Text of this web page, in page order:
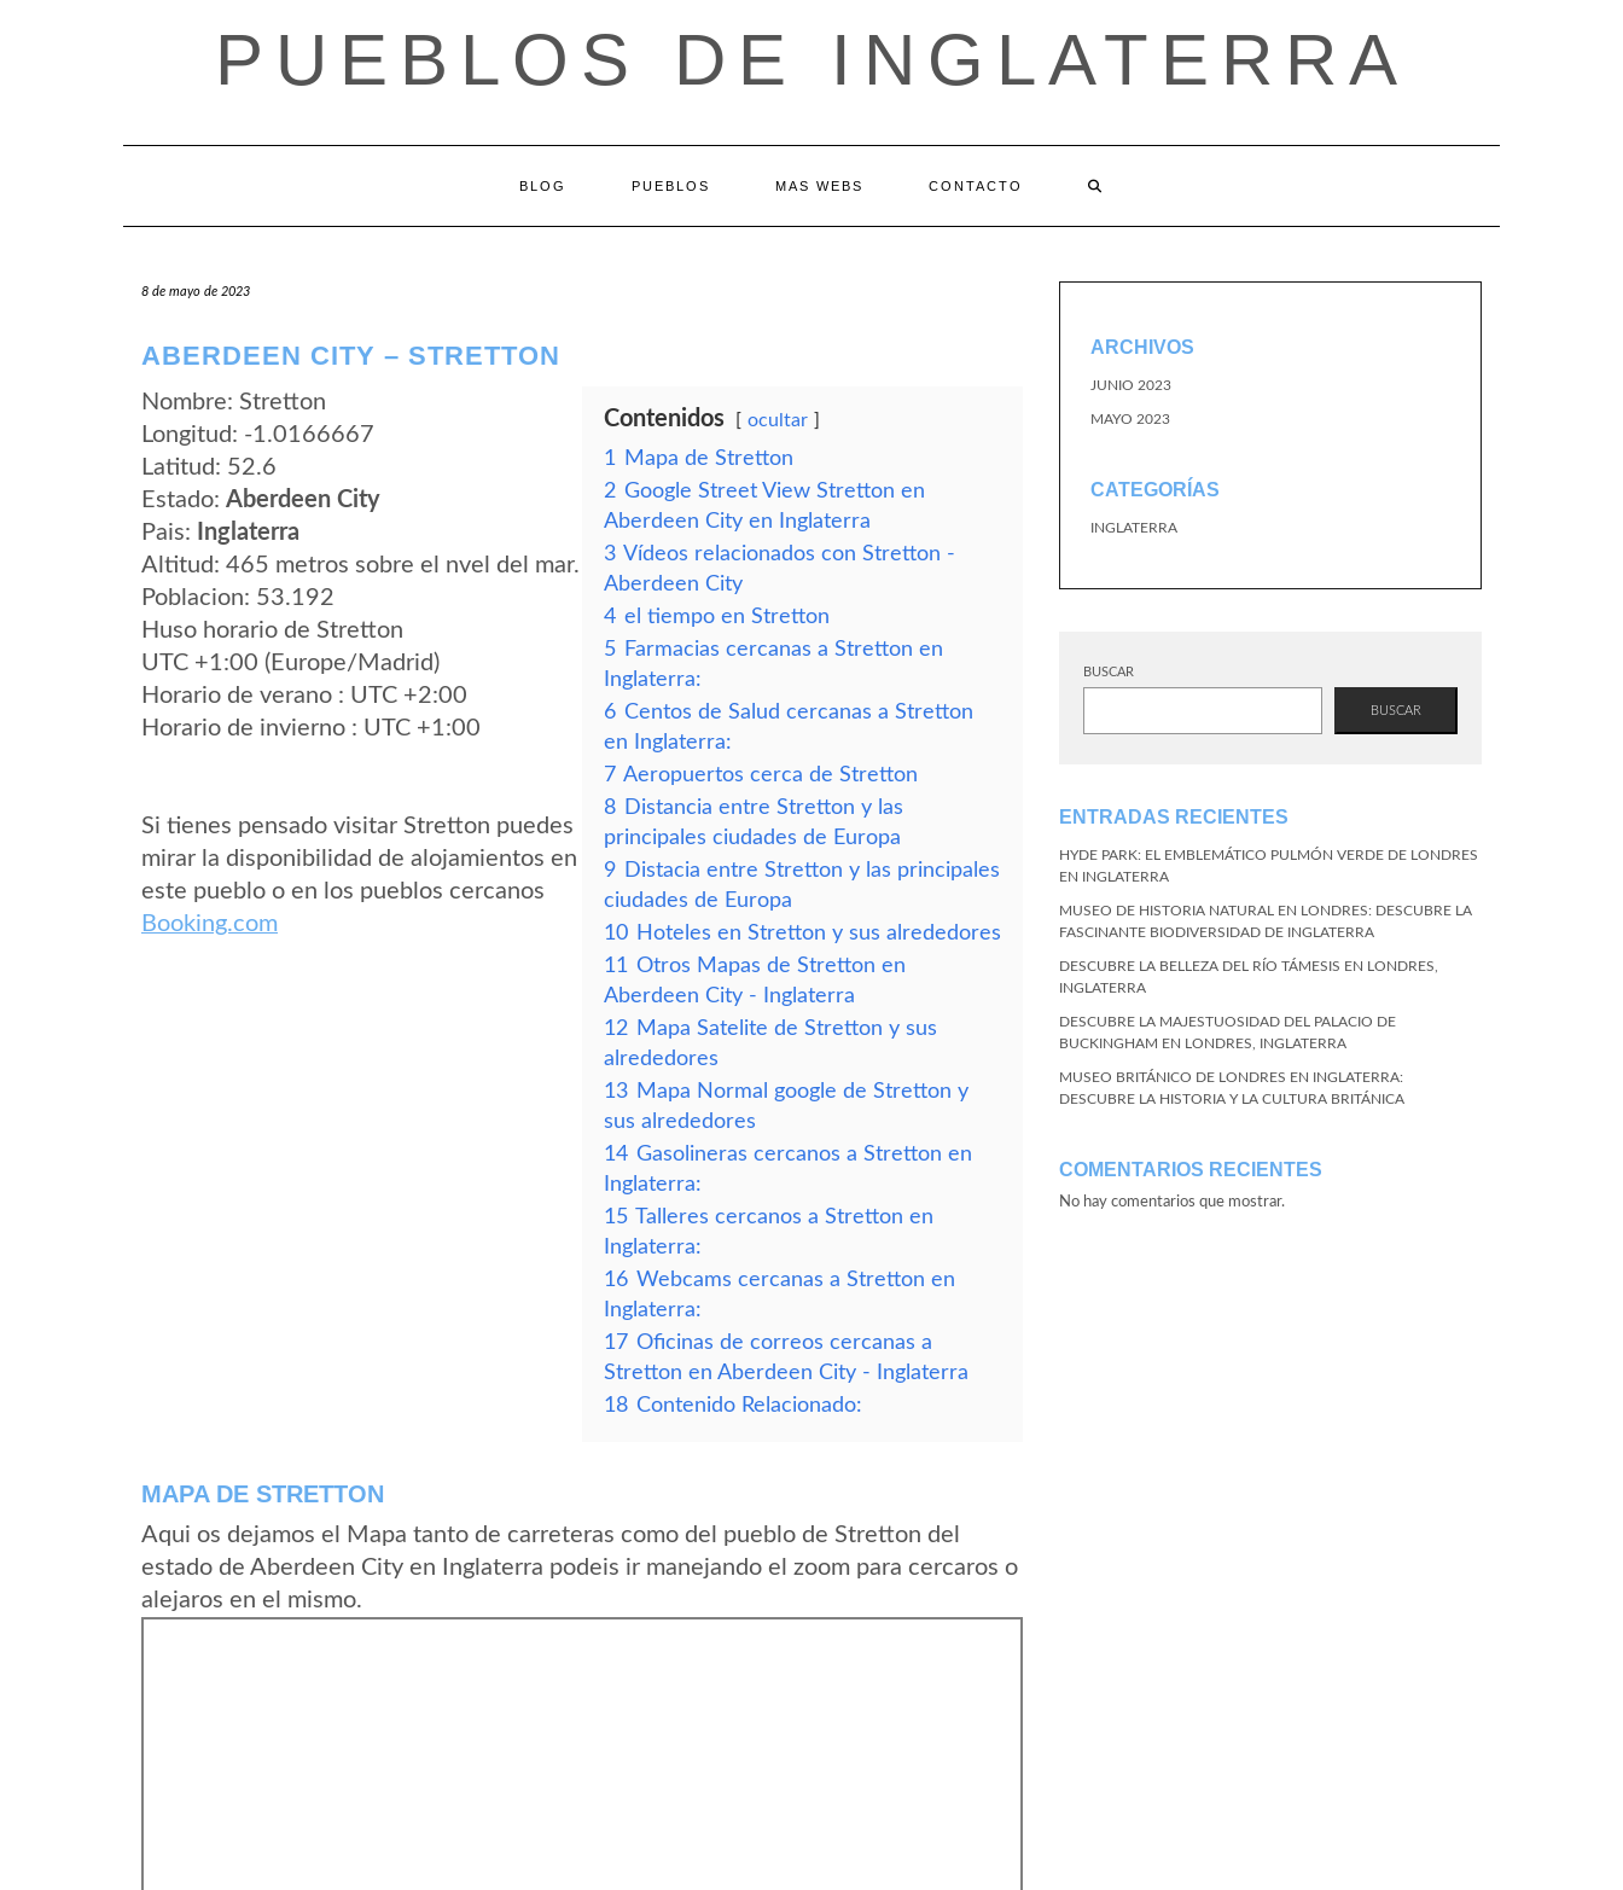
PUEBLOS DE INGLATERRA
BLOG PUEBLOS MAS WEBS CONTACTO
8 de mayo de 2023
ABERDEEN CITY – STRETTON
Nombre: Stretton
Longitud: -1.0166667
Latitud: 52.6
Estado: Aberdeen City
Pais:
Inglaterra
Altitud: 465 metros sobre el nvel del mar.
Poblacion: 53.192
Huso horario de Stretton
UTC +1:00 (Europe/Madrid)
Horario de verano : UTC +2:00
Horario de invierno : UTC +1:00
Si tienes pensado visitar Stretton puedes
mirar la disponibilidad de alojamientos en
este pueblo o en los pueblos cercanos
Booking.com
Contenidos ocultar
1
Mapa de Stretton
2 Google Street View Stretton en
Aberdeen City en Inglaterra
3 Vídeos relacionados con Stretton -
Aberdeen City
4 el tiempo en Stretton
5 Farmacias cercanas a Stretton en
Inglaterra:
6 Centos de Salud cercanas a Stretton
en Inglaterra:
7 Aeropuertos cerca de Stretton
8 Distancia entre Stretton y las
principales ciudades de Europa
9 Distacia entre Stretton y las principales
ciudades de Europa
10 Hoteles en Stretton y sus alrededores
11 Otros Mapas de Stretton en
Aberdeen City - Inglaterra
12 Mapa Satelite de Stretton y sus
alrededores
13 Mapa Normal google de Stretton y
sus alrededores
14 Gasolineras cercanos a Stretton en
Inglaterra:
15 Talleres cercanos a Stretton en
Inglaterra:
16 Webcams cercanas a Stretton en
Inglaterra:
17 Oficinas de correos cercanas a
Stretton en Aberdeen City - Inglaterra
18 Contenido Relacionado:
MAPA DE STRETTON
Aqui os dejamos el Mapa tanto de carreteras como del pueblo de Stretton del
estado de Aberdeen City en Inglaterra podeis ir manejando el zoom para cercaros o
alejaros en el mismo.
ARCHIVOS
JUNIO 2023
MAYO 2023
CATEGORÍAS
INGLATERRA
BUSCAR
BUSCAR
ENTRADAS RECIENTES
HYDE PARK: EL EMBLEMÁTICO PULMÓN VERDE DE LONDRES
EN INGLATERRA
MUSEO DE HISTORIA NATURAL EN LONDRES: DESCUBRE LA
FASCINANTE BIODIVERSIDAD DE INGLATERRA
DESCUBRE LA BELLEZA DEL RÍO TÁMESIS EN LONDRES,
INGLATERRA
DESCUBRE LA MAJESTUOSIDAD DEL PALACIO DE
BUCKINGHAM EN LONDRES, INGLATERRA
MUSEO BRITÁNICO DE LONDRES EN INGLATERRA:
DESCUBRE LA HISTORIA Y LA CULTURA BRITÁNICA
COMENTARIOS RECIENTES
No hay comentarios que mostrar.